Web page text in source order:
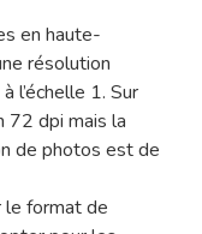
en haute-
résolution
l’échelle 1. Sur
72 dpi mais la
de photos est de
le format de